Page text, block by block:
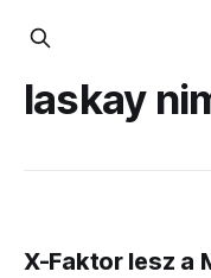
laskay
X-Faktor lesz a